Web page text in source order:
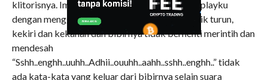
klitorisnya. Ima berusaha mengimbangi finger playku
dengan menggoyang-goyangkan pantatnya naik turun,
kekiri dan kekanan dan bibirnya tidak berhenti merintih dan
mendesah
“Sshh..enghh..uuhh..Adhii..ouuhh..aahh..sshh..enghh..” tidak
ada kata-kata yang keluar dari bibirnya selain suara